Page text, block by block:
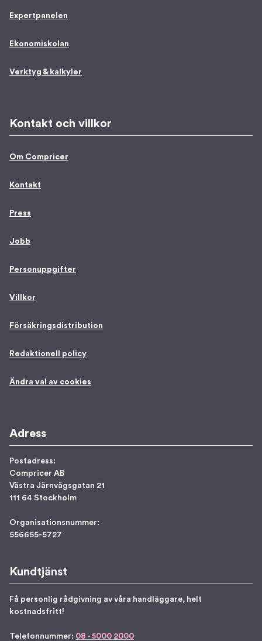
Expertpanelen
Ekonomiskolan
Verktyg & kalkyler
Kontakt och villkor
Om Compricer
Kontakt
Press
Jobb
Personuppgifter
Villkor
Försäkringsdistribution
Redaktionell policy
Ändra val av cookies
Adress
Postadress:
Compricer AB
Västra Järnvägsgatan 21
111 64 Stockholm
Organisationsnummer:
556655-5727
Kundtjänst
Få personlig rådgivning av våra handläggare, helt
kostnadsfritt!
Telefonnummer: 08 - 5000 2000